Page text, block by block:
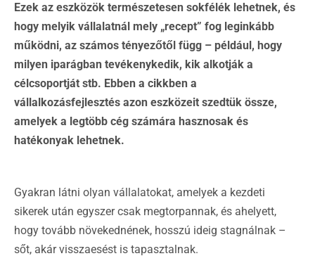
Ezek az eszközök természetesen sokfélék lehetnek, és
hogy melyik vállalatnál mely „recept” fog leginkább
működni, az számos tényezőtől függ – például, hogy
milyen iparágban tevékenykedik, kik alkotják a
célcsoportját stb. Ebben a cikkben a
vállalkozásfejlesztés azon eszközeit szedtük össze,
amelyek a legtöbb cég számára hasznosak és
hatékonyak lehetnek.
Gyakran látni olyan vállalatokat, amelyek a kezdeti
sikerek után egyszer csak megtorpannak, és ahelyett,
hogy tovább növekednének, hosszú ideig stagnálnak –
sőt, akár visszaesést is tapasztalnak.